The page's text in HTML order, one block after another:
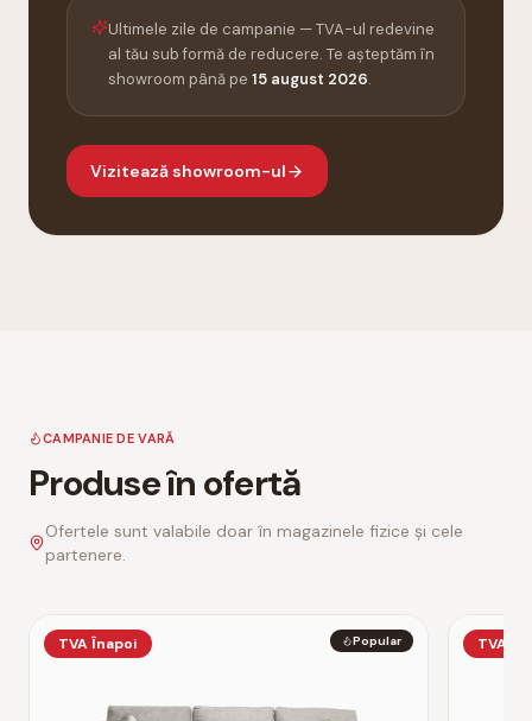
Ultimele zile de campanie — TVA-ul redevine
al tău sub formă de reducere. Te așteptăm în
showroom până pe 15 august 2026.
Vizitează showroom-ul
CAMPANIE DE VARĂ
Produse în ofertă
Ofertele sunt valabile doar în magazinele fizice și cele
partenere.
TVA Înapoi Popular TVA